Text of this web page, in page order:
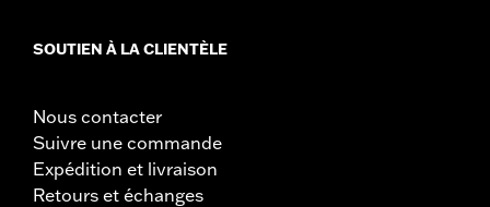
SOUTIEN À LA CLIENTÈLE
Nous contacter
Suivre une commande
Expédition et livraison
Retours et échanges